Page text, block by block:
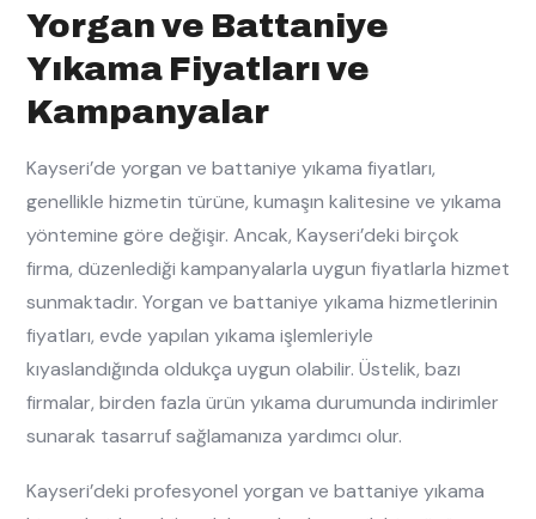
Yorgan ve Battaniye
Yıkama Fiyatları ve
Kampanyalar
Kayseri’de yorgan ve battaniye yıkama fiyatları,
genellikle hizmetin türüne, kumaşın kalitesine ve yıkama
yöntemine göre değişir. Ancak, Kayseri’deki birçok
firma, düzenlediği kampanyalarla uygun fiyatlarla hizmet
sunmaktadır. Yorgan ve battaniye yıkama hizmetlerinin
fiyatları, evde yapılan yıkama işlemleriyle
kıyaslandığında oldukça uygun olabilir. Üstelik, bazı
firmalar, birden fazla ürün yıkama durumunda indirimler
sunarak tasarruf sağlamanıza yardımcı olur.
Kayseri’deki profesyonel yorgan ve battaniye yıkama